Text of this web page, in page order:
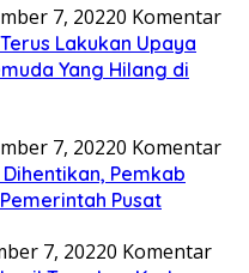
7, 20220 Komentar
Lakukan Upaya
Yang Hilang di
7, 20220 Komentar
Pemkab
Pusat
7, 20220 Komentar